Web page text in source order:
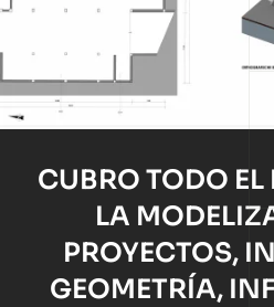
CUBRO TODO EL
LA
PROYECTOS,
GEOMETRÍA,